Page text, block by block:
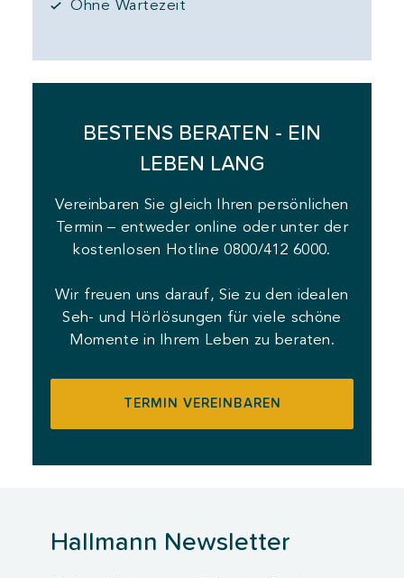
Ohne Wartezeit
BESTENS BERATEN - EIN
LEBEN LANG
Vereinbaren Sie gleich Ihren persönlichen
Termin – entweder online oder unter der
kostenlosen Hotline 0800/412 6000.
Wir freuen uns darauf, Sie zu den idealen
Seh- und Hörlösungen für viele schöne
Momente in Ihrem Leben zu beraten.
TERMIN VEREINBAREN
Hallmann Newsletter